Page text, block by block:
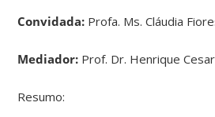
Convidada: Profa. Ms. Cláudia
Mediador: Prof. Dr. Henrique
Resumo: